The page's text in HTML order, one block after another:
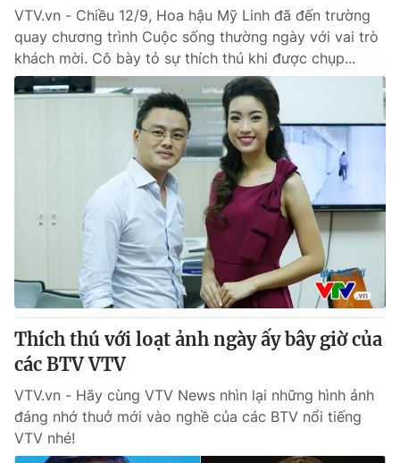
VTV.vn - Chiều 12/9, Hoa hậu Mỹ Linh đã đến trường
quay chương trình Cuộc sống thường ngày với vai trò
khách mời. Cô bày tỏ sự thích thú khi được chụp...
Thích thú với loạt ảnh ngày ấy bây giờ của
các BTV VTV
VTV.vn - Hãy cùng VTV News nhìn lại những hình ảnh
đáng nhớ thuở mới vào nghề của các BTV nổi tiếng
VTV nhé!